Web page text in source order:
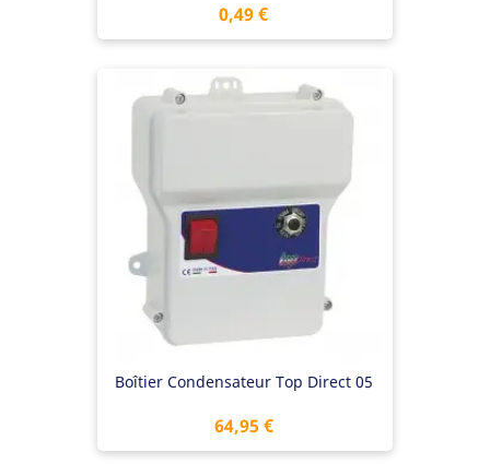
Prix
0,49 €
Boîtier Condensateur Top Direct 05
Prix
64,95 €